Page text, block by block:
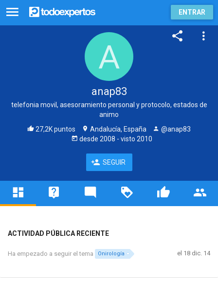
ENTRAR
anap83
telefonia movil, asesoramiento personal y protocolo, estados de
animo
27,2K puntos
Andalucía, España
@anap83
desde 2008 - visto 2010
SEGUIR
ACTIVIDAD PÚBLICA RECIENTE
Ha empezado a seguir el tema Onirología el 18 dic. 14